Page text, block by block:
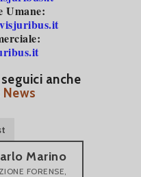
Umane:
anche
Marino
FORENSE,